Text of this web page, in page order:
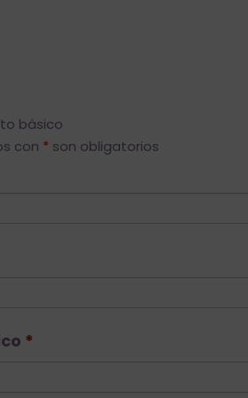
básico
con * son obligatorios
*